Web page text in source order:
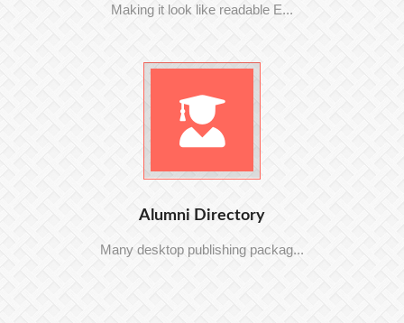
Making it look like readable E...
Alumni Directory
Many desktop publishing packag...